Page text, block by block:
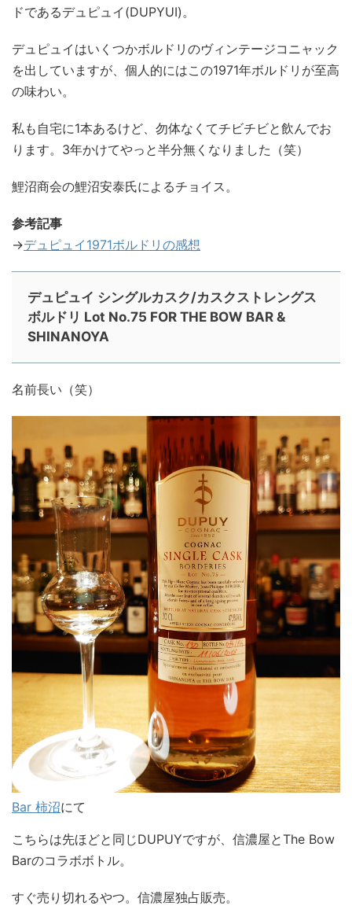
ドであるデュピュイ(DUPYUI)。
デュピュイはいくつかボルドリのヴィンテージコニャック
を出していますが、個人的にはこの1971年ボルドリが至高
の味わい。
私も自宅に1本あるけど、勿体なくてチビチビと飲んでお
ります。3年かけてやっと半分無くなりました（笑）
鯉沼商会の鯉沼安泰氏によるチョイス。
参考記事
→デュピュイ1971ボルドリの感想
デュピュイ シングルカスク/カスクストレングス
ボルドリ Lot No.75 FOR THE BOW BAR &
SHINANOYA
名前長い（笑）
Bar 柿沼にて
こちらは先ほどと同じDUPUYですが、信濃屋とThe Bow
Barのコラボボトル。
すぐ売り切れるやつ。信濃屋独占販売。